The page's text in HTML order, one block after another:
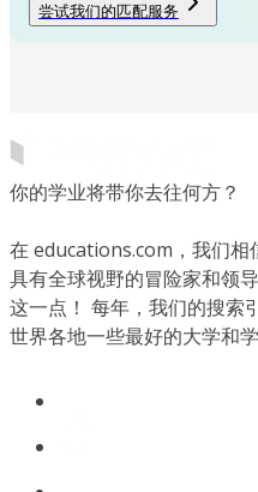
尝试我们的匹配服务
你的学业将带你去往何方？
在 educations.com，我们相
具有全球视野的冒险家和领
这一点！ 每年，我们的搜索
世界各地一些最好的大学和学